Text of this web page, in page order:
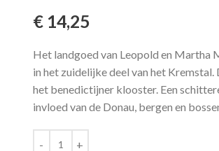
€14,25
Het landgoed van Leopold en Martha
in het zuidelijke deel van het
het benedictijner klooster. Een
invloed van de Donau, bergen en